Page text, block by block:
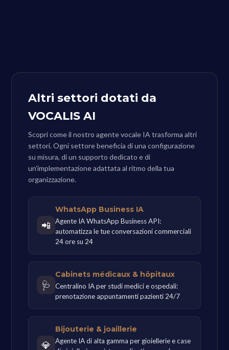
Altri settori dotati da
VOCALIS AI
Scopri come il nostro agente vocale IA trasforma altri
settori. Ogni settore beneficia di una configurazione
su misura, di un supporto dedicato e di
un'implementazione adattata al ritmo della tua
organizzazione.
📲
WhatsApp Business IA
Agente IA WhatsApp Business API:
automatizza le tue conversazioni commerciali
24 ore su 24
🩺
Cabinets médicaux & hôpitaux
Centralino IA per studi medici e ospedali:
prenotazione appuntamenti pazienti 24/7
💎
Bijouterie & joaillerie
Agente IA di alta gamma per gioiellerie e case